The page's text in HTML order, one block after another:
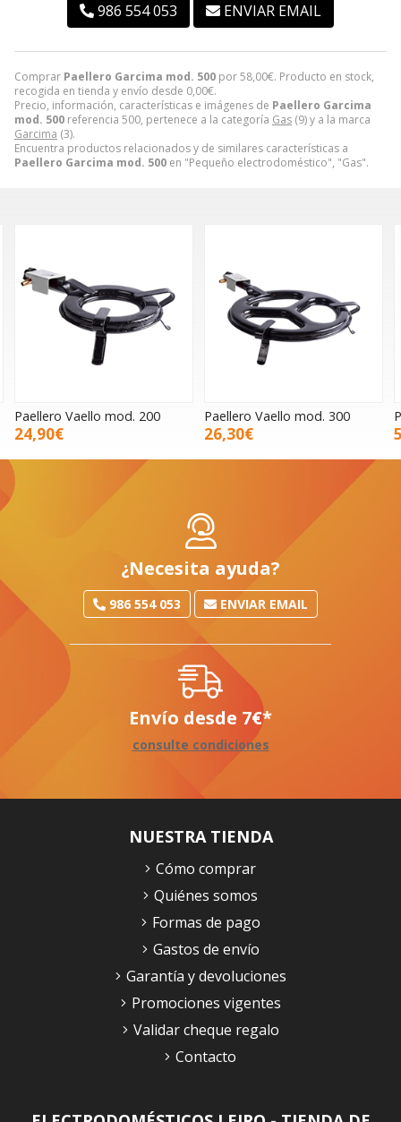
Comprar Paellero Garcima mod. 500 por58,00€. Producto en stock,
recogida en tienda y envío desde 0,00€.
Precio, información, características e imágenes de Paellero Garcima
mod. 500 referencia 500, pertenece a la categoría Gas (9) y a la marca
Garcima (3).
Encuentra productos relacionados y de similares características a
Paellero Garcima mod. 500 en "Pequeño electrodoméstico", "Gas".
986 554 053 ENVIAR EMAIL
Paellero Vaello mod. 200
24,90€
Paellero Vaello mod. 300
26,30€
¿Necesita ayuda?
986 554 053 ENVIAR EMAIL
Envío desde 7€*
consulte condiciones
NUESTRA TIENDA
Cómo comprar
Quiénes somos
Formas de pago
Gastos de envío
Garantía y devoluciones
Promociones vigentes
Validar cheque regalo
Contacto